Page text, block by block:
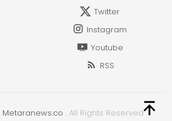
Twitter
Instagram
Youtube
RSS
Metaranews.co . All Rights Reserved